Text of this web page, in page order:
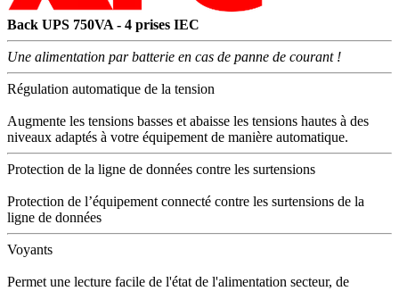
Back UPS 750VA - 4 prises IEC
Une alimentation par batterie en cas de panne de courant !
Régulation automatique de la tension
Augmente les tensions basses et abaisse les tensions hautes à des
niveaux adaptés à votre équipement de manière automatique.
Protection de la ligne de données contre les surtensions
Protection de l’équipement connecté contre les surtensions de la
ligne de données
Voyants
Permet une lecture facile de l'état de l'alimentation secteur, de